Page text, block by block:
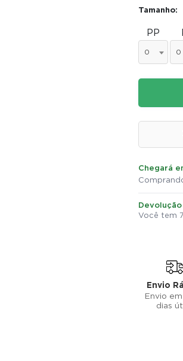
Tamanho:
PP
0 0
Chegará
Você tem
Envio
Envio
dias